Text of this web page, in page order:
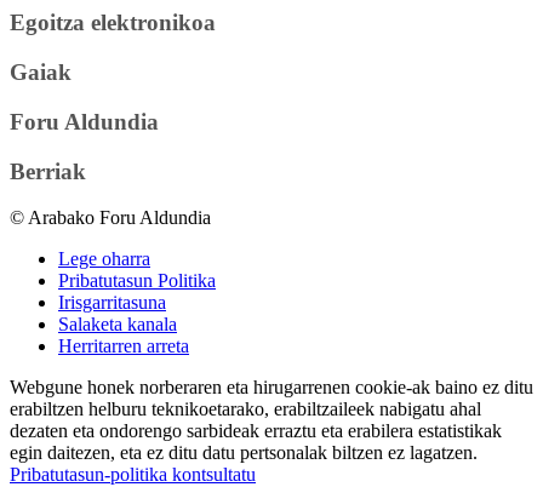
Egoitza elektronikoa
Gaiak
Foru Aldundia
Berriak
© Arabako Foru Aldundia
Lege oharra
Pribatutasun Politika
Irisgarritasuna
Salaketa kanala
Herritarren arreta
Webgune honek norberaren eta hirugarrenen cookie-ak baino ez ditu
erabiltzen helburu teknikoetarako, erabiltzaileek nabigatu ahal
dezaten eta ondorengo sarbideak erraztu eta erabilera estatistikak
egin daitezen, eta ez ditu datu pertsonalak biltzen ez lagatzen.
Pribatutasun-politika kontsultatu